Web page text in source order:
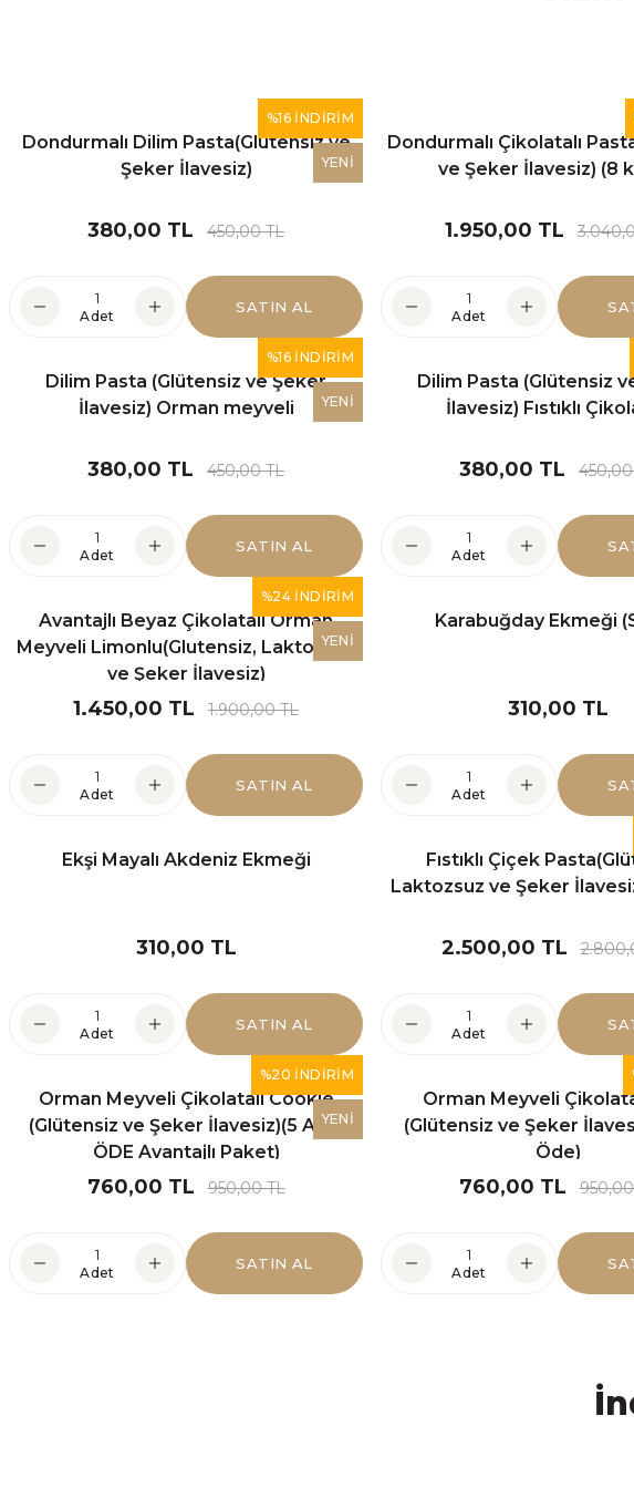
"Pizza
RAF
KORUYUCU,
%16 İNDİRİM
YENİ
Dondurmalı Dilim Pasta(Glütensiz ve
Şeker İlavesiz)
380,00 TL 450,00 TL
Adet
SATIN AL
Dondurmalı Çikolatalı
ve Şeker İlavesiz) (8
1.950,00 TL
Adet
%16 İNDİRİM
YENİ
Dilim Pasta (Glütensiz ve Şeker
İlavesiz) Orman meyveli
380,00 TL 450,00 TL
Adet
SATIN AL
Dilim Pasta (Glütensiz
İlavesiz) Fıstıklı
380,00 TL
Adet
%24 İNDİRİM
YENİ
Avantajlı Beyaz Çikolatalı Orman
Meyveli Limonlu(Glutensiz, Laktozsuz
ve Şeker İlavesiz)
1.450,00 TL 1.900,00 TL
Adet
SATIN AL
Karabuğday Ekmeği
310,00 TL
Adet
Ekşi Mayalı Akdeniz Ekmeği
310,00 TL
Adet
SATIN AL
Fıstıklı Çiçek
Laktozsuz ve Şeker
2.500,00 TL
Adet
%20 İNDİRİM
YENİ
Orman Meyveli Çikolatalı Cookie
(Glütensiz ve Şeker İlavesiz)(5 AL 4
ÖDE Avantajlı Paket)
760,00 TL 950,00 TL
Adet
SATIN AL
Orman Meyveli
(Glütensiz ve Şeker
Öde)
760,00 TL
Adet